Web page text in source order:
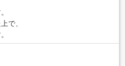
で、